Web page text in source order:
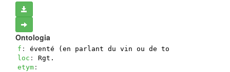
Ontologia
f : éventé (en parlant du vin ou de tout autre
loc : Rgt.
etym :